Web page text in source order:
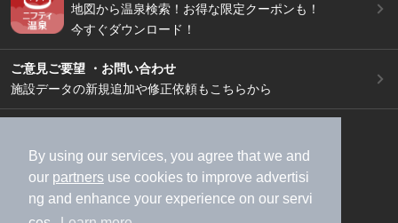
By using our services, you agree that we and
our partners use cookies to improve advertisi
ng and enhance your experience on our servi
地図から温泉検索！お得な限定クーポンも！
今すぐダウンロード！
ご意見ご要望 ・お問い合わせ
施設データの新規追加や修正依頼もこちらから
加盟店募集（資料請求）
広告出稿のご案内
利用規約
ライフスタイルMEMBERS+規約
特定商取引法に基づく表記
ヘルプ
採用情報